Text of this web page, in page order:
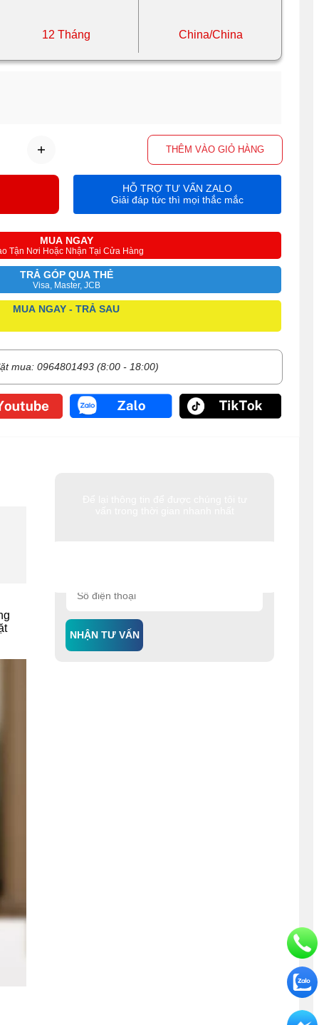
12 Tháng China/China
THÊM VÀO GIỎ HÀNG
MUA NGAY
Tận Nơi Hoặc Nhận Tại Cửa Hàng
TRẢ GÓP QUA THẺ
Visa, Master, JCB
MUA NGAY - TRẢ SAU
mua: 0964801493 (8:00 - 18:00)
HỖ TRỢ TƯ VẤN ZALO
Giải đáp tức thì mọi thắc mắc
NHẬN TƯ VẤN